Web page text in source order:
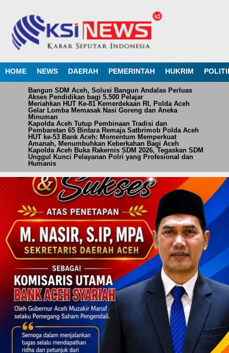
HOME NEWS DAERAH PEMERINTAH HUKRIM
Bangun SDM Aceh, Solusi Bangun Andalas Perluas
Akses Pendidikan bagi 5.500 Pelajar
Meriahkan HUT Ke-81 Kemerdekaan RI, Polda Aceh
Gelar Lomba Memasak Nasi Goreng dan Aneka
Minuman
Kapolda Aceh Tutup Pembinaan Tradisi dan
Pembaretan 65 Bintara Remaja Satbrimob Polda Aceh
HUT ke-53 Bank Aceh: Momentum Memperkuat
Amanah, Menumbuhkan Keberkahan Bagi Aceh
Kapolda Aceh Buka Rakernis SDM 2026, Tegaskan SDM
Unggul Kunci Pelayanan Polri yang Profesional dan
Humanis